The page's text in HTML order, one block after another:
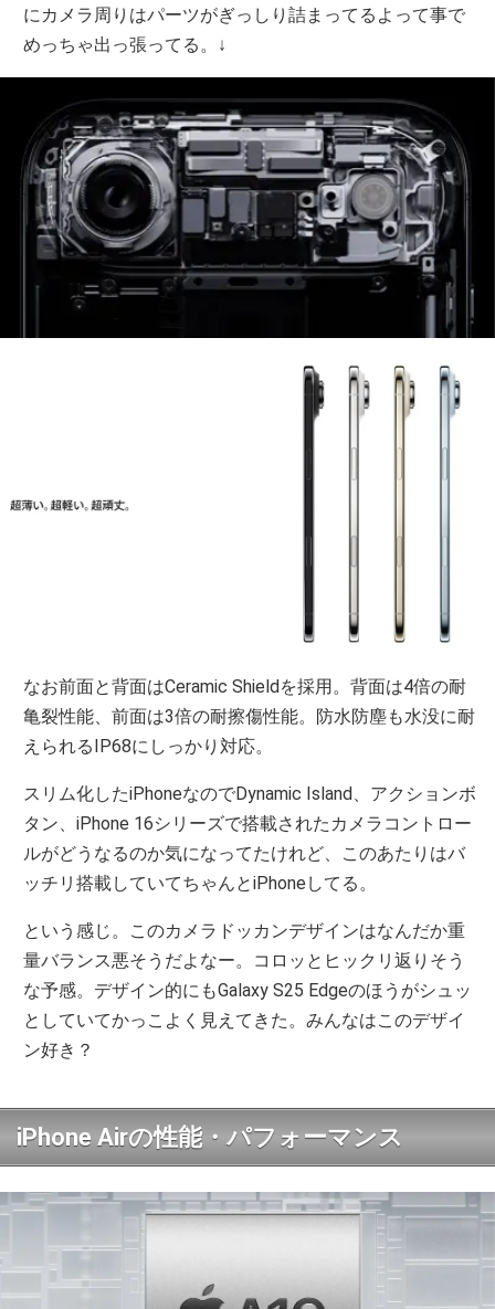
にカメラ周りはパーツがぎっしり詰まってるよって事で
めっちゃ出っ張ってる。↓
なお前面と背面はCeramic Shieldを採用。背面は4倍の耐
亀裂性能、前面は3倍の耐擦傷性能。防水防塵も水没に耐
えられるIP68にしっかり対応。
スリム化したiPhoneなのでDynamic Island、アクションボ
タン、iPhone 16シリーズで搭載されたカメラコントロー
ルがどうなるのか気になってたけれど、このあたりはバ
ッチリ搭載していてちゃんとiPhoneしてる。
という感じ。このカメラドッカンデザインはなんだか重
量バランス悪そうだよなー。コロッとヒックリ返りそう
な予感。デザイン的にもGalaxy S25 Edgeのほうがシュッ
としていてかっこよく見えてきた。みんなはこのデザイ
ン好き？
iPhone Airの性能・パフォーマンス